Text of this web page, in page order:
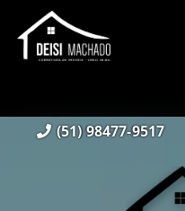
(51) 98477-9517